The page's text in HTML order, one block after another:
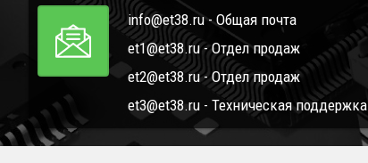
info@et38.ru - Общая почта
et1@et38.ru - Отдел продаж
et2@et38.ru - Отдел продаж
et3@et38.ru - Техническая поддержка